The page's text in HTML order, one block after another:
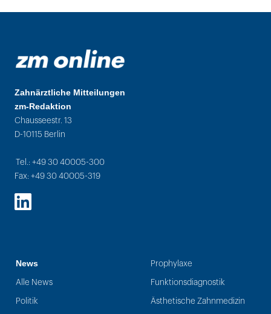
Zahnärztliche Mitteilungen
zm-Redaktion
Chausseestr. 13
D-10115 Berlin
Tel.: +49 30 40005-300
Fax: +49 30 40005-319
LinkedIn
News
Alle News
Politik
Prophylaxe
Funktionsdiagnostik
Ästhetische Zahnmedizin